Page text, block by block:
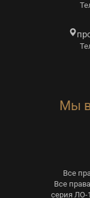
Мы
Все
Все
серия ЛО-